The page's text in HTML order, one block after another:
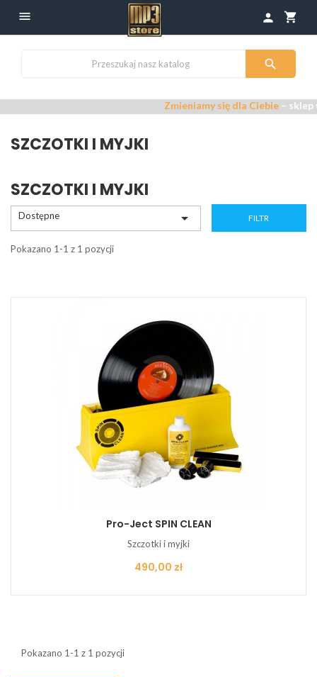
 shopping_cart
person

Zmieniamy się dla Ciebie– sklep
SZCZOTKI I MYJKI
SZCZOTKI I MYJKI
Dostępne  FILTR
Pokazano 1-1 z 1 pozycji
Pro-Ject SPIN CLEAN
Szczotki i myjki
Cena
490,00 zł
Pokazano 1-1 z 1 pozycji